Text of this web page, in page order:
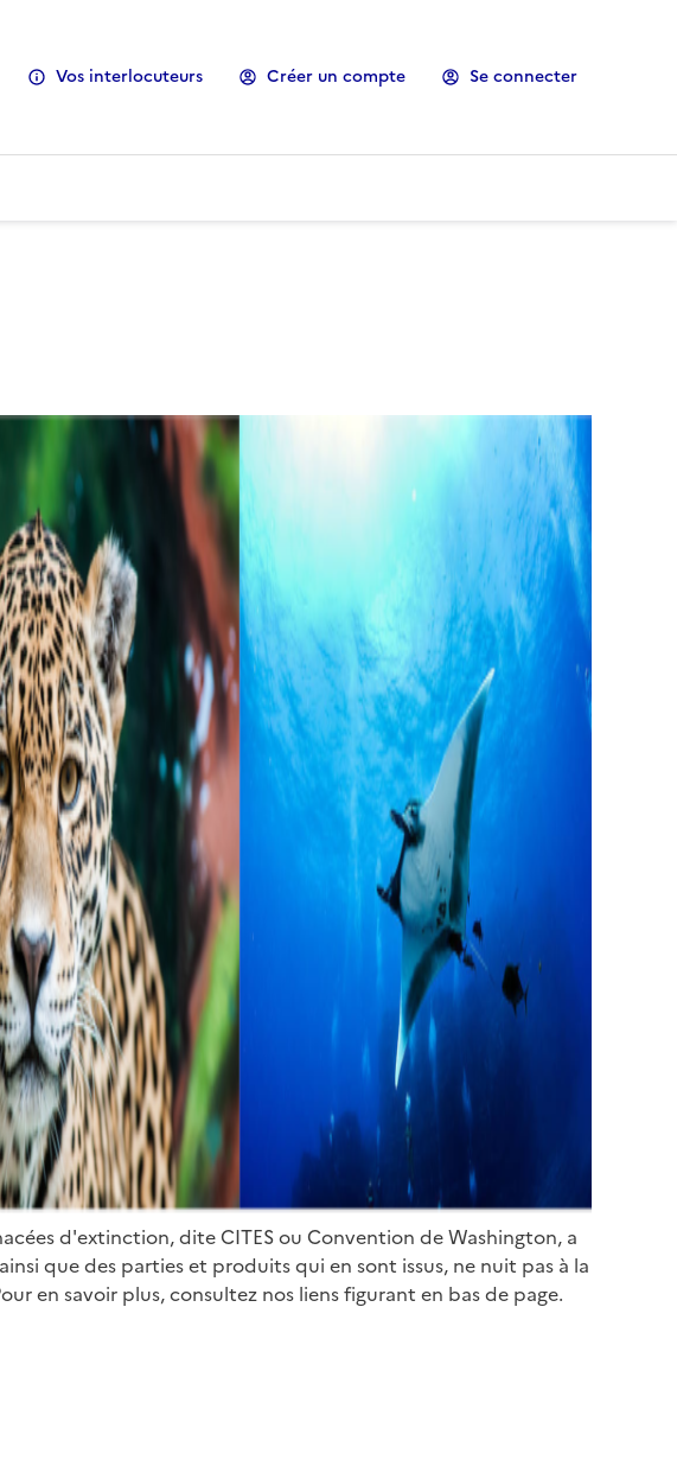
Vos interlocuteurs Créer un compte Se connecter
d'extinction, dite CITES ou Convention de Washington, a
que des parties et produits qui en sont issus, ne nuit pas à la
en savoir plus, consultez nos liens figurant en bas de page.